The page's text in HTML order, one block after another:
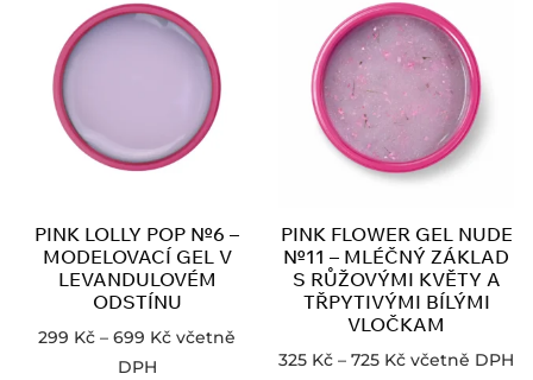
PINK LOLLY POP №6 –
MODELOVACÍ GEL V
LEVANDULOVÉM
ODSTÍNU
299 Kč – 699 Kč včetně
DPH
PINK FLOWER GEL NUDE
№11 – MLÉČNÝ ZÁKLAD
S RŮŽOVÝMI KVĚTY A
TŘPYTIVÝMI BÍLÝMI
VLOČKAM
325 Kč – 725 Kč včetně DPH